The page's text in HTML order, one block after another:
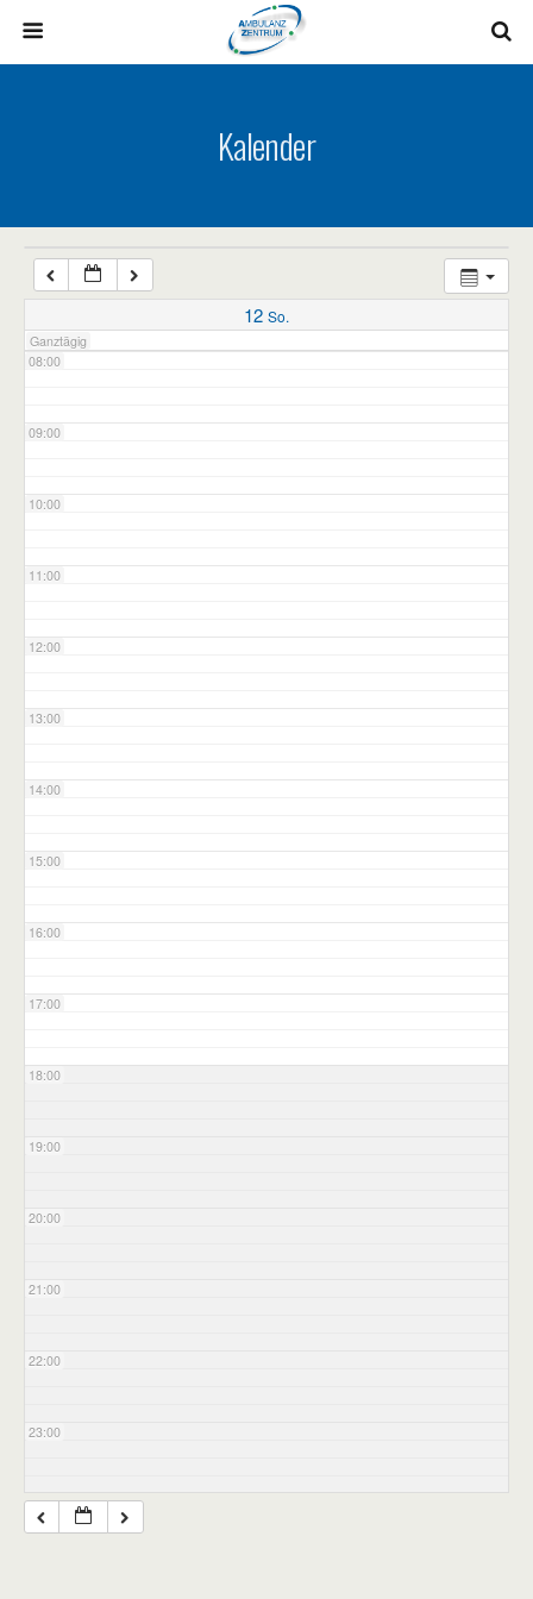
Kalender
12 So.
Ganztägig
07:00
08:00
09:00
10:00
11:00
12:00
13:00
14:00
15:00
16:00
17:00
18:00
19:00
20:00
21:00
22:00
23:00